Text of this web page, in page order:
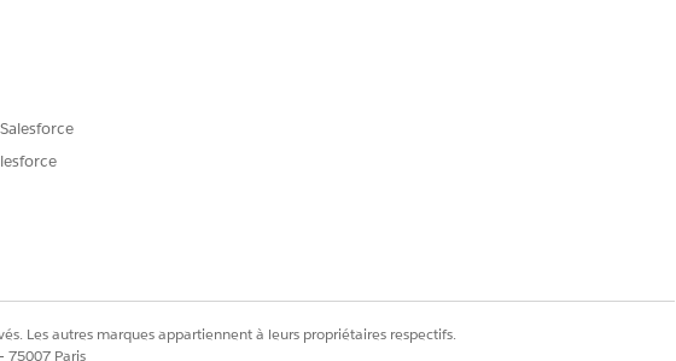
disponibles, puis cliquez sur
sélectionnez les ensembles d’autorisations
Les autres marques appartiennent à leurs propriétaires respectifs.
75007 Paris